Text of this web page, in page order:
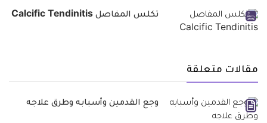
تكلس المفاصل Calcific Tendinitis
مقالات متعلقة
وجع القدمين وأسبابه وطرق علاجه